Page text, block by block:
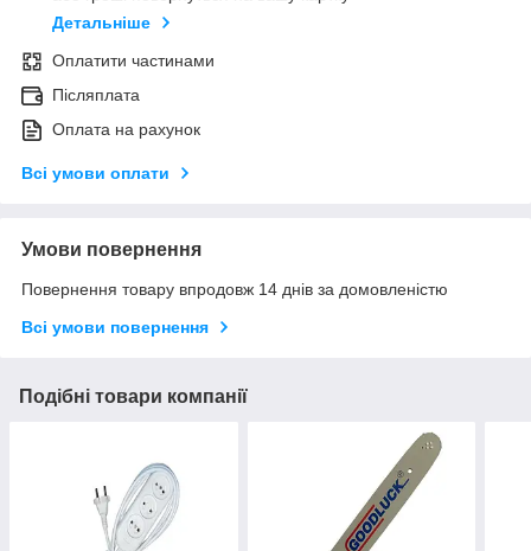
Детальніше
Оплатити частинами
Післяплата
Оплата на рахунок
Всі умови оплати
Умови повернення
Повернення товару впродовж 14 днів за домовленістю
Всі умови повернення
Подібні товари компанії